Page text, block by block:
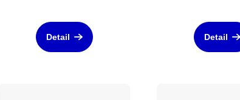
Detail Detail